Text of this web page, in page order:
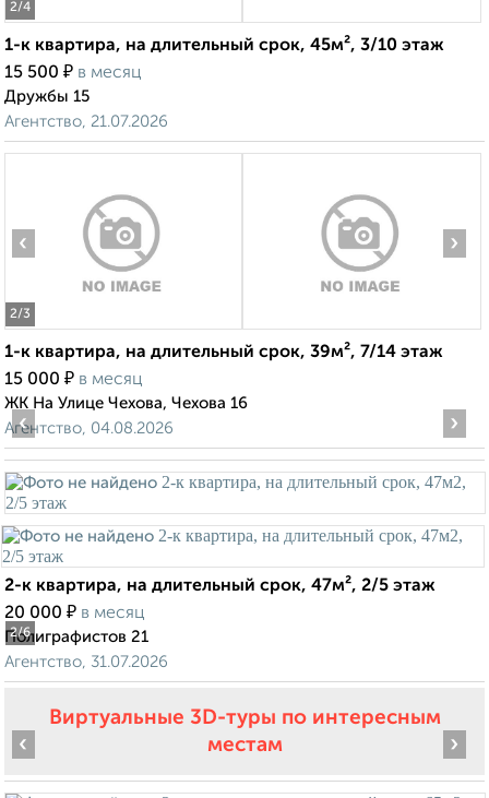
2/4
1-к квартира, на длительный срок, 45м², 3/10 этаж
15 500 ₽ в месяц
Дружбы 15
Агентство, 21.07.2026
2/3
‹ ›
1-к квартира, на длительный срок, 39м², 7/14 этаж
15 000 ₽ в месяц
ЖК На Улице Чехова, Чехова 16
Агентство, 04.08.2026
2/6
‹ ›
2-к квартира, на длительный срок, 47м², 2/5 этаж
20 000 ₽ в месяц
Полиграфистов 21
Агентство, 31.07.2026
Виртуальные 3D-туры по интересным
местам
‹ ›